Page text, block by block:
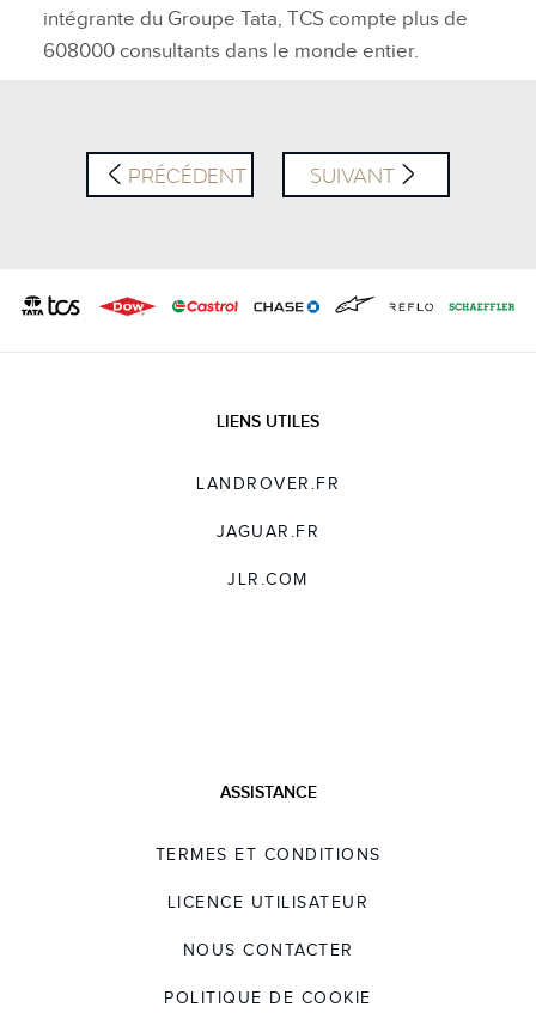
intégrante du Groupe Tata, TCS compte plus de
608000 consultants dans le monde entier.
PRÉCÉDENT SUIVANT
LIENS UTILES
LANDROVER.FR
JAGUAR.FR
JLR.COM
ASSISTANCE
TERMES ET CONDITIONS
LICENCE UTILISATEUR
NOUS CONTACTER
POLITIQUE DE COOKIE